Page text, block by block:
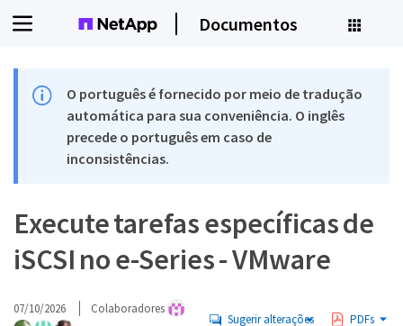
Documentos
O português é fornecido por meio de tradução
automática para sua conveniência. O inglês
precede o português em caso de
inconsistências.
Execute tarefas específicas de
iSCSI no e-Series - VMware
07/10/2026 Colaboradores
Sugerir alterações PDFs